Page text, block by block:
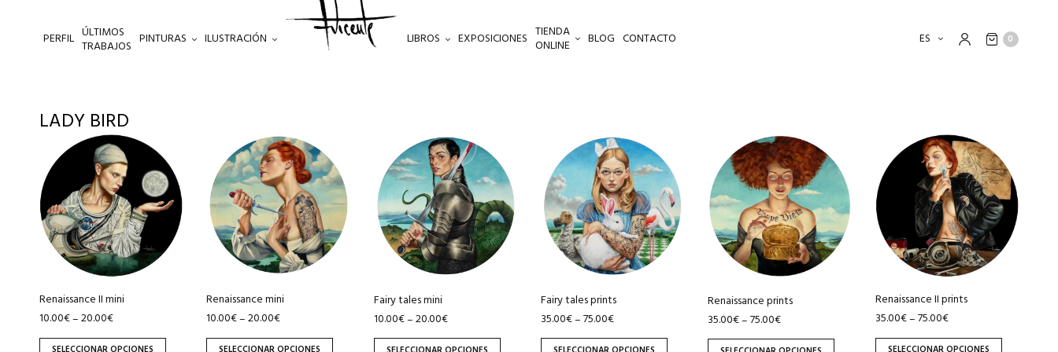
PERFIL ÚLTIMOS
TRABAJOS PINTURAS ILUSTRACIÓN LIBROS EXPOSICIONES TIENDA
ONLINE BLOG CONTACTO ES 0
LADY BIRD
Renaissance II mini
10.00€–20.00€
producto
tiene
múltiples
variantes.
Las
opciones
pueden
elegir
en
Renaissance mini
10.00€–20.00€
producto
tiene
múltiples
variantes.
Las
opciones
pueden
elegir
en
Fairy tales mini
10.00€–20.00€
producto
tiene
múltiples
variantes.
Las
opciones
pueden
elegir
en
Fairy tales prints
35.00€–75.00€
producto
tiene
múltiples
variantes.
Las
opciones
pueden
elegir
en
Renaissance prints
35.00€–75.00€
producto
tiene
múltiples
variantes.
Las
opciones
pueden
elegir
en
Renaissance II prints
35.00€–75.00€
producto
tiene
múltiples
variantes.
Las
opciones
pueden
elegir
en